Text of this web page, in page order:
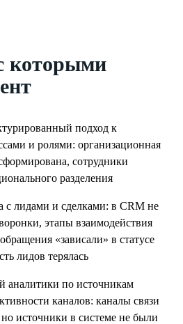
которыми
подход к
и ролями: организационная
сотрудники
разделения
с лидами и сделками: в CRM не
этапы взаимодействия
«зависали» в статусе
лидов терялась
аналитики по источникам
каналов: каналы связи
источники в системе не были